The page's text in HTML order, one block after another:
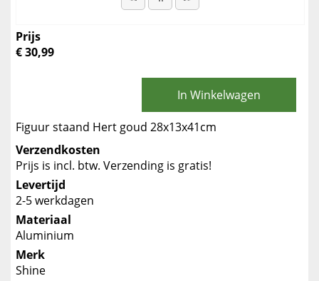
Prijs
€ 30,99
In Winkelwagen
Figuur staand Hert goud 28x13x41cm
Verzendkosten
Prijs is incl. btw. Verzending is gratis!
Levertijd
2-5 werkdagen
Materiaal
Aluminium
Merk
Shine